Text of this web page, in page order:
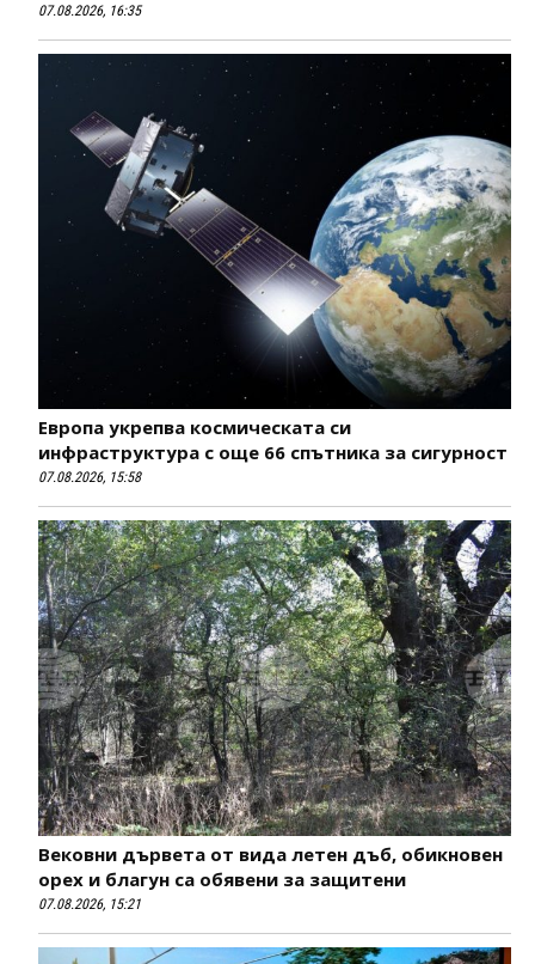
07.08.2026, 16:35
Европа укрепва космическата си
инфраструктура с още 66 спътника за сигурност
07.08.2026, 15:58
Вековни дървета от вида летен дъб, обикновен
орех и благун са обявени за защитени
07.08.2026, 15:21